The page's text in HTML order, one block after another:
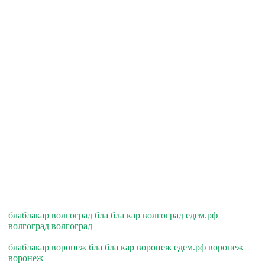
блаблакар волгоград бла бла кар волгоград едем.рф
волгоград волгоград
блаблакар воронеж бла бла кар воронеж едем.рф воронеж
воронеж